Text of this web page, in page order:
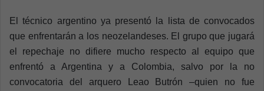
El técnico argentino ya presentó la lista de convocados
que enfrentarán a los neozelandeses. El grupo que jugará
el repechaje no difiere mucho respecto al equipo que
enfrentó a Argentina y a Colombia, salvo por la no
convocatoria del arquero Leao Butrón –quien no fue